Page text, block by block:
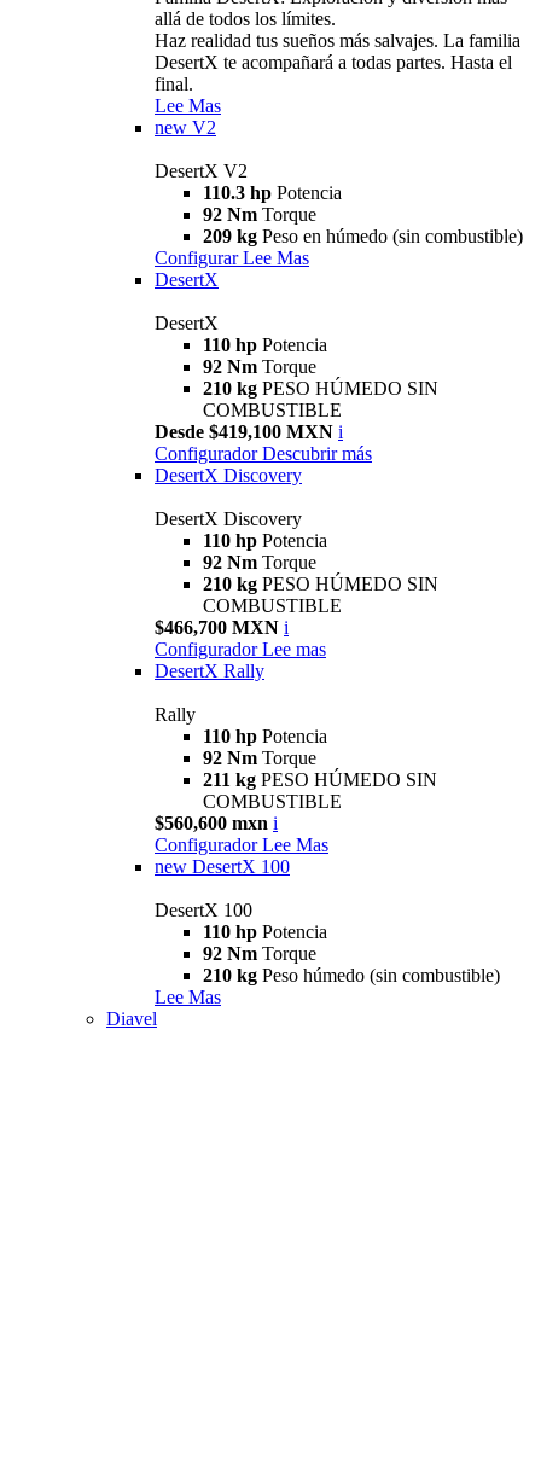
allá de todos los límites.
Haz realidad tus sueños más salvajes. La familia
DesertX te acompañará a todas partes. Hasta el
final.
Lee Mas
new V2
DesertX V2
110.3 hp Potencia
92 Nm Torque
209 kg Peso en húmedo (sin combustible)
Configurar Lee Mas
DesertX
DesertX
110 hp Potencia
92 Nm Torque
210 kg PESO HÚMEDO SIN
COMBUSTIBLE
Desde $419,100 MXN i
Configurador Descubrir más
DesertX Discovery
DesertX Discovery
110 hp Potencia
92 Nm Torque
210 kg PESO HÚMEDO SIN
COMBUSTIBLE
$466,700 MXN i
Configurador Lee mas
DesertX Rally
Rally
110 hp Potencia
92 Nm Torque
211 kg PESO HÚMEDO SIN
COMBUSTIBLE
$560,600 mxn i
Configurador Lee Mas
new DesertX 100
DesertX 100
110 hp Potencia
92 Nm Torque
210 kg Peso húmedo (sin combustible)
Lee Mas
Diavel